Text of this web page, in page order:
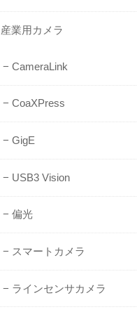
産業用カメラ
CameraLink
CoaXPress
GigE
USB3 Vision
偏光
スマートカメラ
ラインセンサカメラ